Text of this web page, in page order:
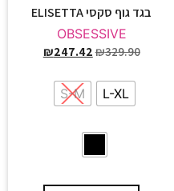
בגד גוף סקסי ELISETTA
OBSESSIVE
₪329.90
₪247.42
L-XL
S-M